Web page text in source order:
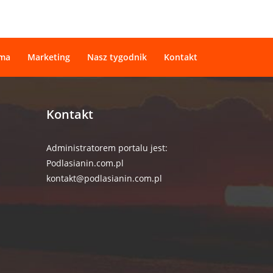
Marketing Nasz tygodnik Kontakt
Kontakt
Administratorem portalu jest:
Podlasianin.com.pl
kontakt@podlasianin.com.pl